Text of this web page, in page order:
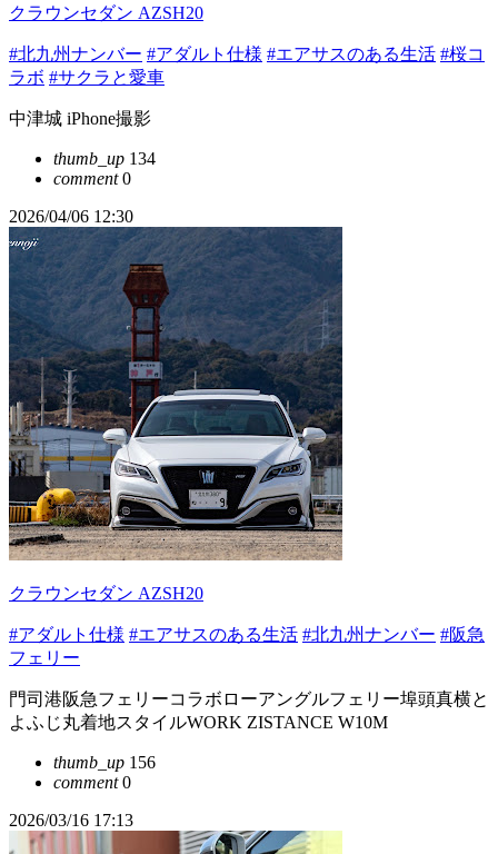
クラウンセダン AZSH20
#北九州ナンバー #アダルト仕様 #エアサスのある生活 #桜コ
ラボ #サクラと愛車
中津城 iPhone撮影
thumb_up 134
comment0
2026/04/06 12:30
クラウンセダン AZSH20
#アダルト仕様 #エアサスのある生活 #北九州ナンバー #阪急
フェリー
門司港阪急フェリーコラボローアングルフェリー埠頭真横と
よふじ丸着地スタイルWORK ZISTANCE W10M
thumb_up 156
comment0
2026/03/16 17:13